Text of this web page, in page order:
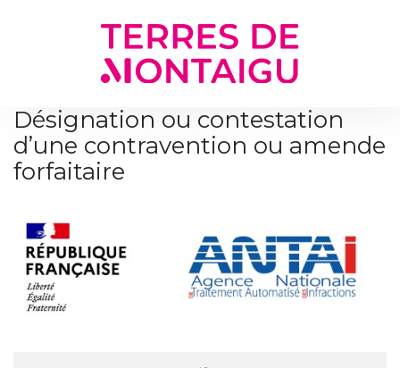
Désignation ou contestation
d’une contravention ou amende
forfaitaire